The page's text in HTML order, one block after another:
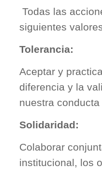
Todas las
siguientes
Tolerancia:
Aceptar y
diferencia y la
nuestra
Solidaridad:
Colaborar
institucional, los